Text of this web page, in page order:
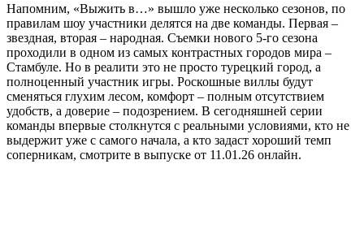
Напомним, «Выжить в…» вышло уже несколько сезонов, по
правилам шоу участники делятся на две команды. Первая –
звездная, вторая – народная. Съемки нового 5-го сезона
проходили в одном из самых контрастных городов мира –
Стамбуле. Но в реалити это не просто турецкий город, а
полноценный участник игры. Роскошные виллы будут
сменяться глухим лесом, комфорт – полным отсутствием
удобств, а доверие – подозрением. В сегодняшней серии
команды впервые столкнутся с реальными условиями, кто не
выдержит уже с самого начала, а кто задаст хороший темп
соперникам, смотрите в выпуске от 11.01.26 онлайн.